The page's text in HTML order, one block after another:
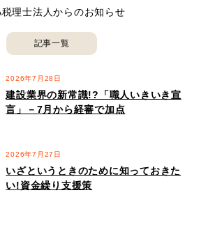
理士法人からのお知らせ
記事一覧
2026年7月28日
建設業界の新常識!?「職人いきいき宣
言」－7月から経審で加点
2026年7月27日
いざというときのために知っておきた
い!資金繰り支援策